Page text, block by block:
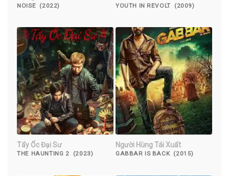
NOISE (2022) YOUTH IN REVOLT (2009)
Tẩy Ốc Đại Sư
THE HAUNTING 2 (2023)
Người Hùng Tái Xuất
GABBAR IS BACK (2015)